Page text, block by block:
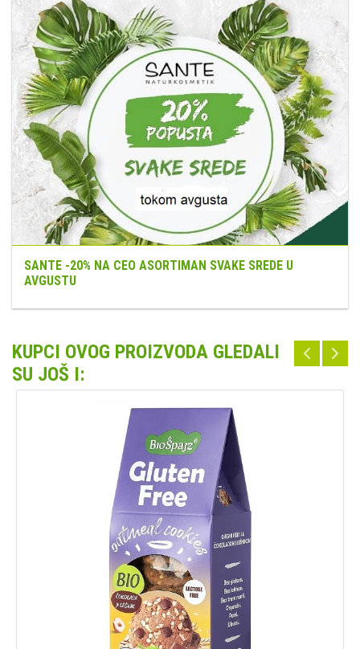
SANTE -20% NA CEO ASORTIMAN SVAKE SREDE U
AVGUSTU
KUPCI OVOG PROIZVODA GLEDALI
SU JOŠ I: